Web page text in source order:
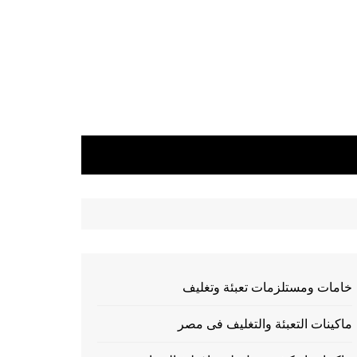
خامات ومستلزمات تعبئة وتغليف
ماكينات التعبئة والتغليف فى مصر